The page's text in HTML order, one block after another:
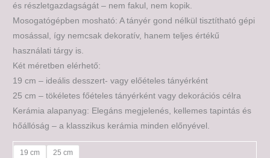
és részletgazdagságát – nem fakul, nem kopik.
Mosogatógépben mosható: A tányér gond nélkül tisztítható gépi
mosással, így nemcsak dekoratív, hanem teljes értékű
használati tárgy is.
Két méretben elérhető:
19 cm – ideális desszert- vagy előételes tányérként
25 cm – tökéletes főételes tányérként vagy dekorációs célra
Kerámia alapanyag: Elegáns megjelenés, kellemes tapintás és
hőállóság – a klasszikus kerámia minden előnyével.
19 cm 25 cm